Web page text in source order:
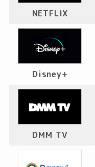
NETFLIX
Disney+
DMM TV